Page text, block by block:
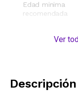
Edad minima
recomendada
Ver